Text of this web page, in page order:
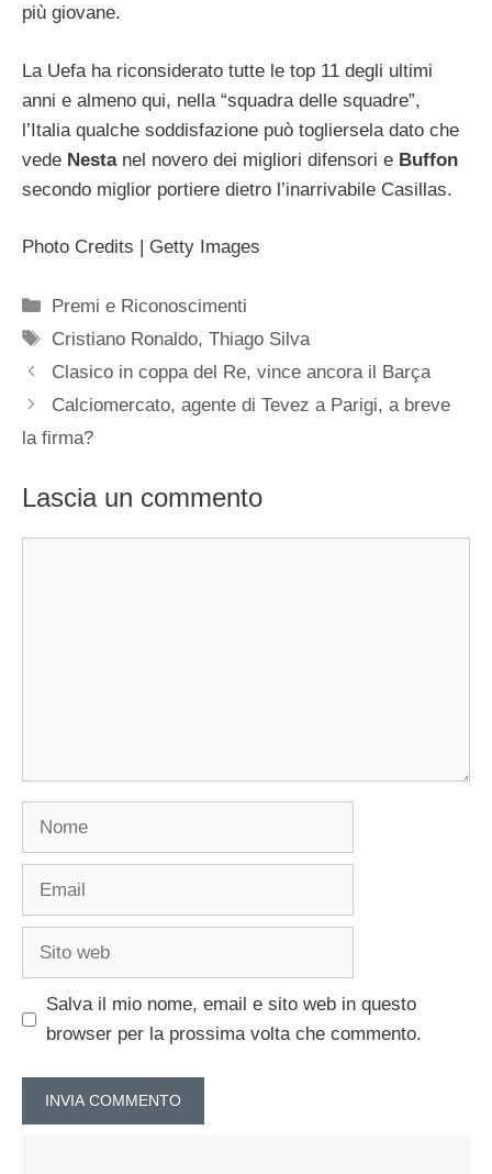
più giovane.
La Uefa ha riconsiderato tutte le top 11 degli ultimi
anni e almeno qui, nella “squadra delle squadre”,
l’Italia qualche soddisfazione può togliersela dato che
vede Nestanel novero dei migliori difensori e Buffon
secondo miglior portiere dietro l’inarrivabile Casillas.
Photo Credits | Getty Images
Categorie
Premi e Riconoscimenti
Tag
Cristiano Ronaldo,Thiago Silva
Clasico in coppa del Re, vince ancora il Barça
Calciomercato, agente di Tevez a Parigi, a breve
la firma?
Lascia un commento
Nome
Email
Sito
Salva il mio nome, email e sito web in questo
browser per la prossima volta che commento.